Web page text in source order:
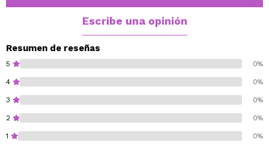
Escribe una opinión
Resumen de reseñas
5 0%
4 0%
3 0%
2 0%
1 0%